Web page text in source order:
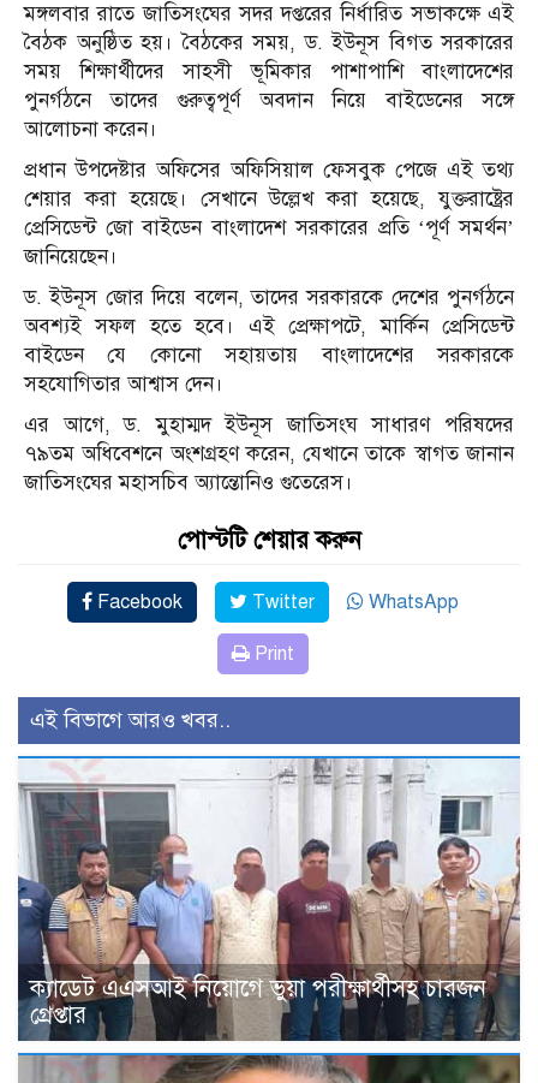
মঙ্গলবার রাতে জাতিসংঘের সদর দপ্তরের নির্ধারিত সভাকক্ষে এই
বৈঠক অনুষ্ঠিত হয়। বৈঠকের সময়, ড. ইউনূস বিগত সরকারের
সময় শিক্ষার্থীদের সাহসী ভূমিকার পাশাপাশি বাংলাদেশের
পুনর্গঠনে তাদের গুরুত্বপূর্ণ অবদান নিয়ে বাইডেনের সঙ্গে
আলোচনা করেন।
প্রধান উপদেষ্টার অফিসের অফিসিয়াল ফেসবুক পেজে এই তথ্য
শেয়ার করা হয়েছে। সেখানে উল্লেখ করা হয়েছে, যুক্তরাষ্ট্রের
প্রেসিডেন্ট জো বাইডেন বাংলাদেশ সরকারের প্রতি ‘পূর্ণ সমর্থন’
জানিয়েছেন।
ড. ইউনূস জোর দিয়ে বলেন, তাদের সরকারকে দেশের পুনর্গঠনে
অবশ্যই সফল হতে হবে। এই প্রেক্ষাপটে, মার্কিন প্রেসিডেন্ট
বাইডেন যে কোনো সহায়তায় বাংলাদেশের সরকারকে
সহযোগিতার আশ্বাস দেন।
এর আগে, ড. মুহাম্মদ ইউনূস জাতিসংঘ সাধারণ পরিষদের
৭৯তম অধিবেশনে অংশগ্রহণ করেন, যেখানে তাকে স্বাগত জানান
জাতিসংঘের মহাসচিব অ্যান্তোনিও গুতেরেস।
পোস্টটি শেয়ার করুন
Facebook Twitter WhatsApp
Print
এই বিভাগে আরও খবর..
ক্যাডেট এএসআই নিয়োগে ভুয়া পরীক্ষার্থীসহ চারজন
গ্রেপ্তার